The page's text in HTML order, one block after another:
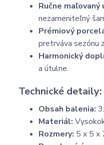
Ručne maľovaný
nezameniteľný
Prémiový
pretrváva sezónu
Harmonický
a útulne.
Technické detaily:
Obsah balenia:
Materiál:
Rozmery: 5 x 5 x